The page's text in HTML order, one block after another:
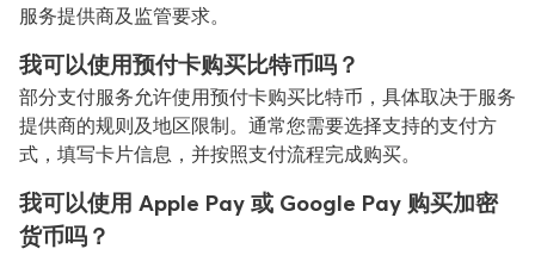
服务提供商及监管要求。
我可以使用预付卡购买比特币吗？
部分支付服务允许使用预付卡购买比特币，具体取决于服务
提供商的规则及地区限制。通常您需要选择支持的支付方
式，填写卡片信息，并按照支付流程完成购买。
我可以使用 Apple Pay 或 Google Pay 购买加密
货币吗？